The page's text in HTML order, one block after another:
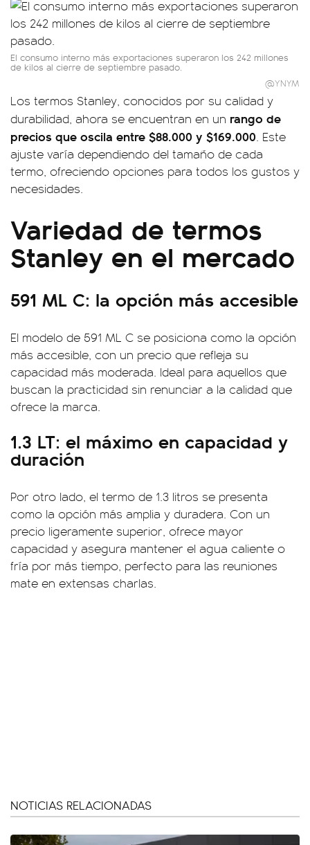
El consumo interno más exportaciones superaron los 242 millones
de kilos al cierre de septiembre pasado.
@YNYM
Los termos Stanley, conocidos por su calidad y
durabilidad, ahora se encuentran en un rango de
precios que oscila entre $88.000 y $169.000. Este
ajuste varía dependiendo del tamaño de cada
termo, ofreciendo opciones para todos los gustos y
necesidades.
Variedad de termos
Stanley en el mercado
591 ML C: la opción más accesible
El modelo de 591 ML C se posiciona como la opción
más accesible, con un precio que refleja su
capacidad más moderada. Ideal para aquellos que
buscan la practicidad sin renunciar a la calidad que
ofrece la marca.
1.3 LT: el máximo en capacidad y
duración
Por otro lado, el termo de 1.3 litros se presenta
como la opción más amplia y duradera. Con un
precio ligeramente superior, ofrece mayor
capacidad y asegura mantener el agua caliente o
fría por más tiempo, perfecto para las reuniones
mate en extensas charlas.
NOTICIAS RELACIONADAS